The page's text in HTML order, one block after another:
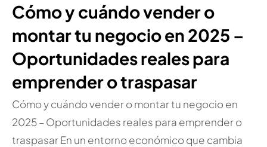
Cómo y cuándo vender o
montar tu negocio en 2025 –
Oportunidades reales para
emprender o traspasar
Cómo y cuándo vender o montar tu negocio en
2025 – Oportunidades reales para emprender o
traspasar En un entorno económico que cambia